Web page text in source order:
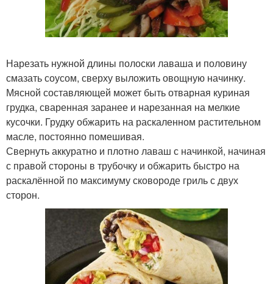
Нарезать нужной длины полоски лаваша и половину
смазать соусом, сверху выложить овощную начинку.
Мясной составляющей может быть отварная куриная
грудка, сваренная заранее и нарезанная на мелкие
кусочки. Грудку обжарить на раскаленном растительном
масле, постоянно помешивая.
Свернуть аккуратно и плотно лаваш с начинкой, начиная
с правой стороны в трубочку и обжарить быстро на
раскалённой по максимуму сковороде гриль с двух
сторон.